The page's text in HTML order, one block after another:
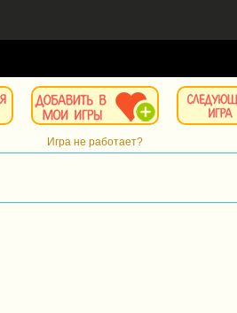
Игра не работает?